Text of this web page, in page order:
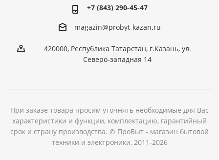
+7 (843) 290-45-47
magazin@probyt-kazan.ru
420000, Республика Татарстан, г.Казань, ул.
Северо-западная 14
При заказе товара просим уточнять необходимые для Вас
характеристики и функции, комплектацию, гарантийный
срок и страну производства. © ПроБыт - магазин бытовой
техники и электроники, 2011-2026